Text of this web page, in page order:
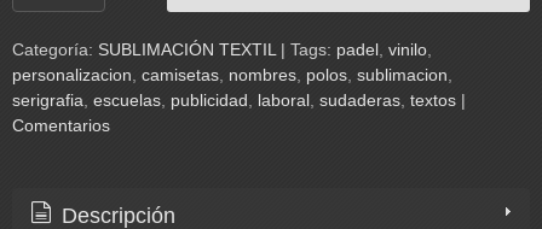
Categoría: SUBLIMACIÓN TEXTIL | Tags: padel vinilo
personalizacion camisetas nombres polos sublimacion
serigrafia escuelas publicidad laboral sudaderas textos |
Comentarios
Descripción